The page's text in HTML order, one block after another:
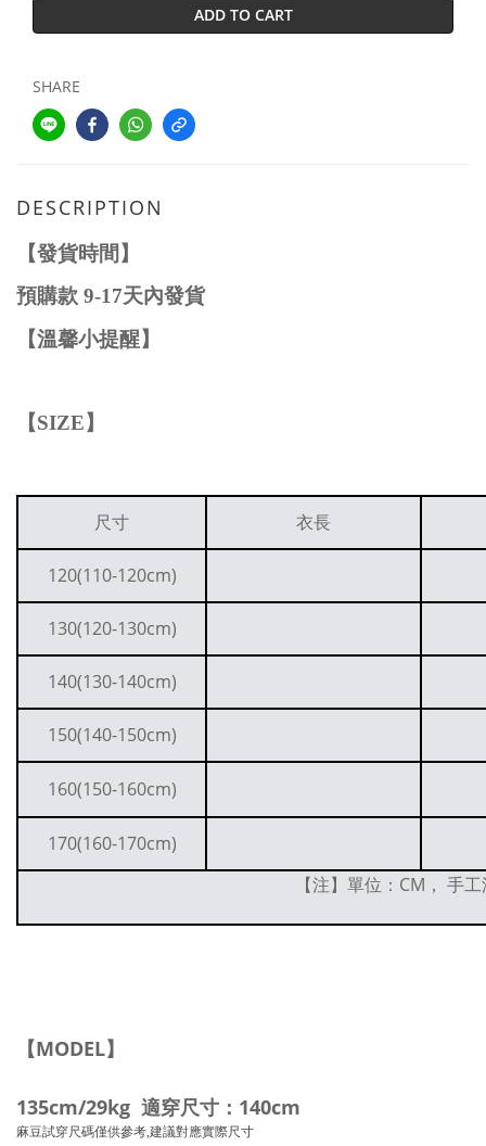
ADD TO CART
SHARE
DESCRIPTION
【發貨時間】
預購款 9-17天內發貨
【溫馨小提醒】
【SIZE】
尺寸 衣長
120(110-120cm)
130(120-130cm)
140(130-140cm)
150(140-150cm)
160(150-160cm)
170(160-170cm)
【注】單位：CM， 手
【MODEL】
135cm/29kg 適穿尺寸：140cm
麻豆試穿尺碼僅供參考,建議對應實際尺寸